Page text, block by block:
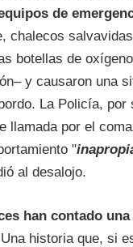
de
chalecos
botellas de
y causaron una
La Policía, por
llamada por el
"
al desalojo.
han contado
historia que, si